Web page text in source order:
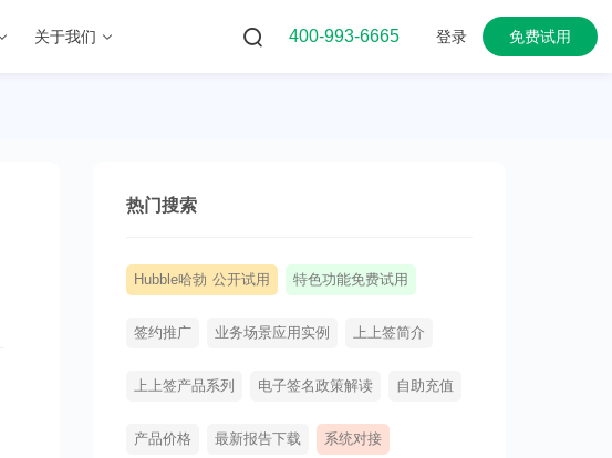
关于我们 400-993-6665 登录 免费试用
热门搜索
Hubble哈勃 公开试用 特色功能免费试用
签约推广 业务场景应用实例 上上签简介
上上签产品系列 电子签名政策解读 自助充值
产品价格 最新报告下载 系统对接